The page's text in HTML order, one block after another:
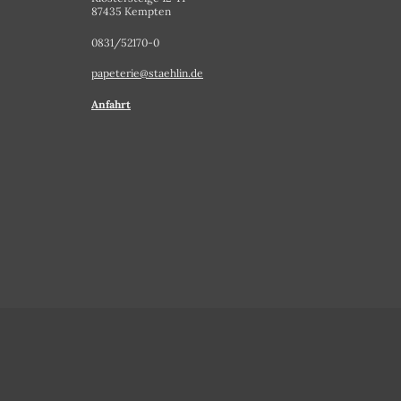
87435 Kempten
0831/52170-0
papeterie@staehlin.de
Anfahrt